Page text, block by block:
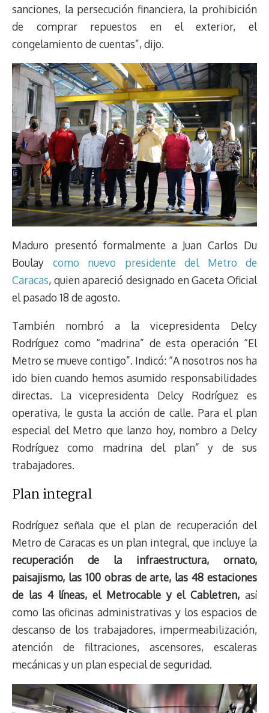
sanciones, la persecución financiera, la prohibición
de comprar repuestos en el exterior, el
congelamiento de cuentas”, dijo.
Maduro presentó formalmente a Juan Carlos Du
Boulay como nuevo presidente del Metro de
Caracas, quien apareció designado en Gaceta Oficial
el pasado 18 de agosto.
También nombró a la vicepresidenta Delcy
Rodríguez como “madrina” de esta operación “El
Metro se mueve contigo”. Indicó: “A nosotros nos ha
ido bien cuando hemos asumido responsabilidades
directas. La vicepresidenta Delcy Rodríguez es
operativa, le gusta la acción de calle. Para el plan
especial del Metro que lanzo hoy, nombro a Delcy
Rodríguez como madrina del plan” y de sus
trabajadores.
Plan integral
Rodríguez señala que el plan de recuperación del
Metro de Caracas es un plan integral, que incluye la
recuperación de la infraestructura, ornato,
paisajismo, las 100 obras de arte, las 48 estaciones
de las 4 líneas, el Metrocable y el Cabletren, así
como las oficinas administrativas y los espacios de
descanso de los trabajadores, impermeabilización,
atención de filtraciones, ascensores, escaleras
mecánicas y un plan especial de seguridad.